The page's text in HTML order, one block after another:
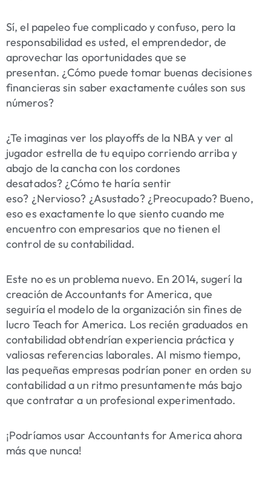
Sí, el papeleo fue complicado y confuso, pero la
responsabilidad es usted, el emprendedor, de
aprovechar las oportunidades que se
presentan. ¿Cómo puede tomar buenas decisiones
financieras sin saber exactamente cuáles son sus
números?
¿Te imaginas ver los playoffs de la NBA y ver al
jugador estrella de tu equipo corriendo arriba y
abajo de la cancha con los cordones
desatados? ¿Cómo te haría sentir
eso? ¿Nervioso? ¿Asustado? ¿Preocupado? Bueno,
eso es exactamente lo que siento cuando me
encuentro con empresarios que no tienen el
control de su contabilidad.
Este no es un problema nuevo. En 2014, sugerí la
creación de Accountants for America, que
seguiría el modelo de la organización sin fines de
lucro Teach for America. Los recién graduados en
contabilidad obtendrían experiencia práctica y
valiosas referencias laborales. Al mismo tiempo,
las pequeñas empresas podrían poner en orden su
contabilidad a un ritmo presuntamente más bajo
que contratar a un profesional experimentado.
¡Podríamos usar Accountants for America ahora
más que nunca!